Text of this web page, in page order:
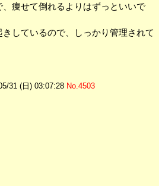
痩せて倒れるよりはずっといいで
しているので、しっかり管理されて
31 (日) 03:07:28 No.4503